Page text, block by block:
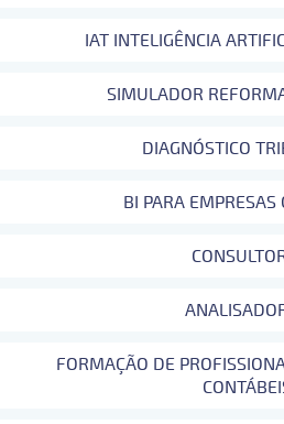
IAT INTELIGÊNCIA
SIMULADOR
DIAGNÓSTICO
BI PARA EMPRESAS
FORMAÇÃO DE